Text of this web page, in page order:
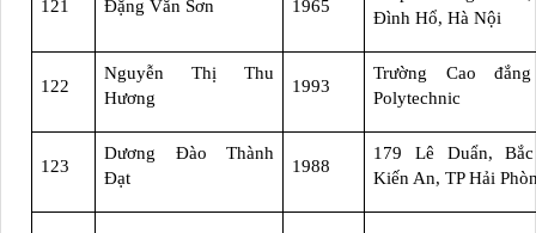
121 Đặng Văn Sơn 1965
Đình Hổ, Hà Nội
122
Nguyễn Thị Thu
Hương
1993
Trường Cao
Polytechnic
123
Dương Đào Thành
Đạt
1988
179 Lê Duẩn,
Kiến An, TP Hải